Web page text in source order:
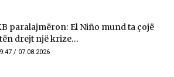
paralajmëron: El Niño mund ta çojë
drejt një krize...
/ 07.08.2026